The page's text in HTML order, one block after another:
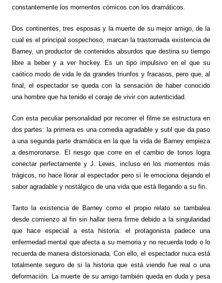
constantemente los momentos cómicos con los dramáticos.
Dos continentes, tres esposas y la muerte de su mejor amigo, de la
cual es el principal sospechoso, marcan la trastornada existencia de
Barney, un productor de contenidos absurdos que destina su tiempo
libre a beber y a ver hockey. Es un tipo impulsivo en el que su
caótico modo de vida le da grandes triunfos y fracasos, pero que, al
final, el espectador se queda con la sensación de haber conocido
una hombre que ha tenido el coraje de vivir con autenticidad.
Con esta peculiar personalidad por recorrer el filme se estructura en
dos partes: la primera es una comedia agradable y sutil que da paso
a una segunda parte dramática en la que la vida de Barney empieza
a desmoronarse. El riesgo que corre en el cambio de tonos logra
conectar perfectamente y J. Lewis, incluso en los momentos más
trágicos, no hace llorar al espectador pero sí le emociona dejando el
sabor agradable y nostálgico de una vida que está llegando a su fin.
Tanto la existencia de Barney como el propio relato se tambalea
desde comienzo al fin sin hallar tierra firme debido a la singularidad
que hace especial a esta historia: el protagonista padece una
enfermedad mental que afecta a su memoria y no recuerda todo o lo
recuerda de manera distorsionada. Con ello, el espectador nuca está
totalmente seguro de si la historia que está viendo fue real o una
deformación. La muerte de su amigo también queda en duda y pesa